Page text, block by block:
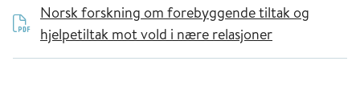
Norsk forskning om forebyggende tiltak og
hjelpetiltak mot vold i nære relasjoner